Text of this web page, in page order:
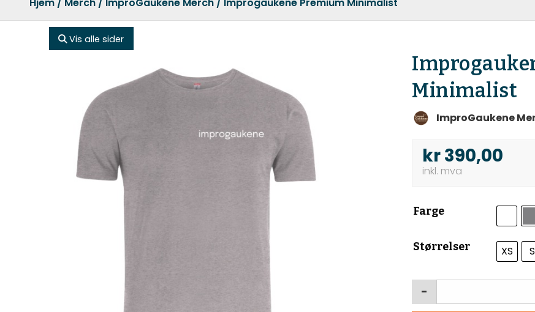
Vis alle sider
Minimalist
ImproGaukene
kr390,00
Farge
Størrelser XS S
-